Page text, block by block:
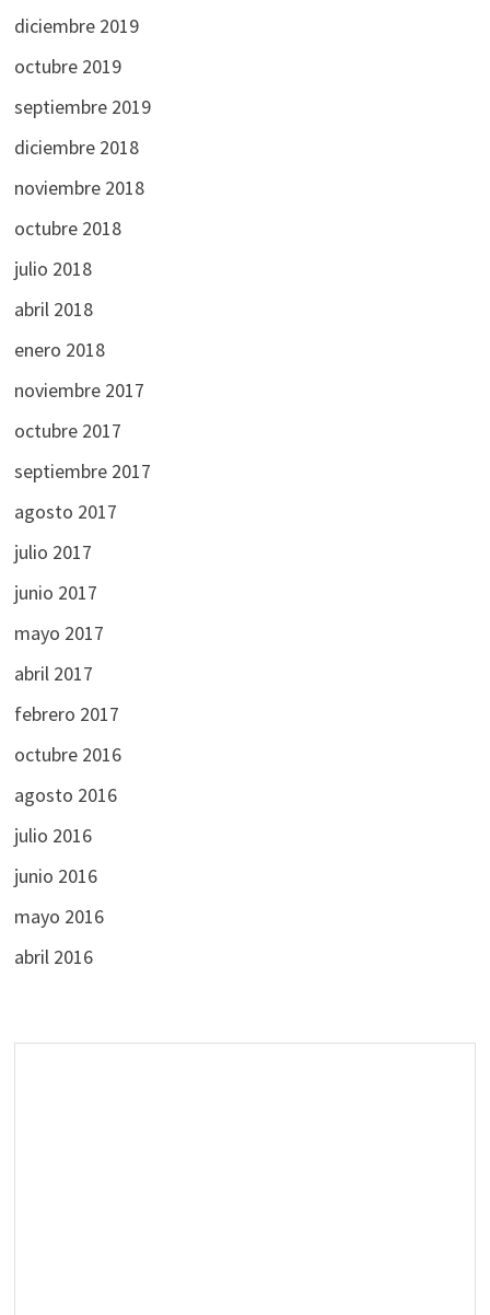
diciembre 2019
octubre 2019
septiembre 2019
diciembre 2018
noviembre 2018
octubre 2018
julio 2018
abril 2018
enero 2018
noviembre 2017
octubre 2017
septiembre 2017
agosto 2017
julio 2017
junio 2017
mayo 2017
abril 2017
febrero 2017
octubre 2016
agosto 2016
julio 2016
junio 2016
mayo 2016
abril 2016